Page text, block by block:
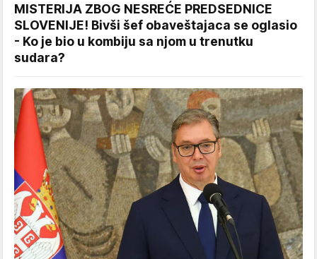
MISTERIJA ZBOG NESREĆE PREDSEDNICE
SLOVENIJE! Bivši šef obaveštajaca se oglasio
- Ko je bio u kombiju sa njom u trenutku
sudara?